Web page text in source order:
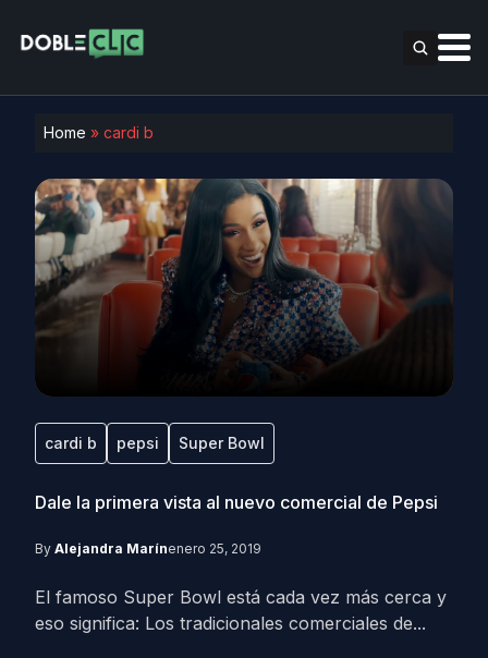
Home » cardi b
cardi b pepsi Super Bowl
Dale la primera vista al nuevo comercial de Pepsi
By Alejandra Marínenero 25, 2019
El famoso Super Bowl está cada vez más cerca y
eso significa: Los tradicionales comerciales de...